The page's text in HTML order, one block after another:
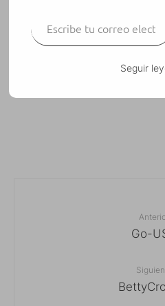
Tumbler es un tentempié
Está disponible en la
Go-
Seguir